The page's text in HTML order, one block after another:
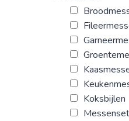
Koksbijlen